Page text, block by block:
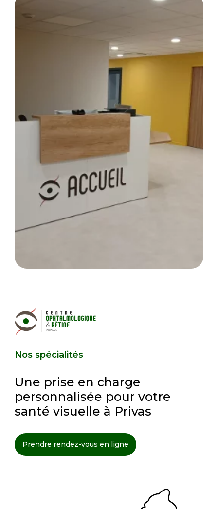
Nos spécialités
Une prise en charge
personnalisée pour votre
santé visuelle à Privas
Prendre rendez-vous en ligne